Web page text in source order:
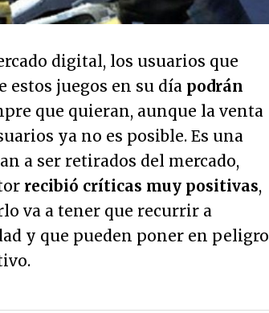
digital, los usuarios que
juegos en su día podrán
que quieran, aunque la venta
ya no es posible. Es una
a ser retirados del mercado,
recibió críticas muy positivas,
va a tener que recurrir a
y que pueden poner en peligro